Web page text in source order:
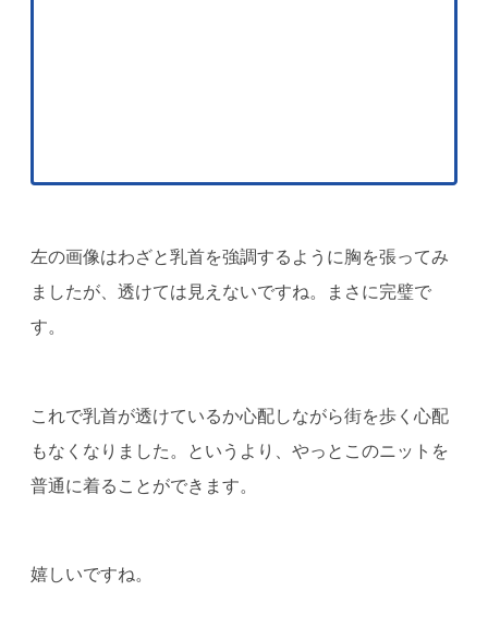
左の画像はわざと乳首を強調するように胸を張ってみ
ましたが、透けては見えないですね。まさに完璧で
す。
これで乳首が透けているか心配しながら街を歩く心配
もなくなりました。というより、やっとこのニットを
普通に着ることができます。
嬉しいですね。